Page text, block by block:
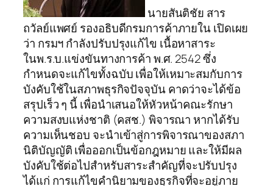
นายสันติชัย สาร
ถวัลย์แพศย์ รองอธิบดีกรมการค้าภายใน เปิดเผย
ว่า กรมฯ กำลังปรับปรุงแก้ไข เนื้อหาสาระ
ในพ.ร.บ.แข่งขันทางการค้า พ.ศ. 2542 ซึ่ง
กำหนดจะแก้ไขทั้งฉบับ เพื่อให้เหมาะสมกับการ
บังคับใช้ในสภาพธุรกิจปัจจุบัน คาดว่าจะได้ข้อ
สรุปเร็ว ๆ นี้ เพื่อนำเสนอให้หัวหน้าคณะรักษา
ความสงบแห่งชาติ (คสช.) พิจารณา หากได้รับ
ความเห็นชอบ จะนำเข้าสู่การพิจารณาของสภา
นิติบัญญัติ เพื่อออกเป็นข้อกฎหมาย และให้มีผล
บังคับใช้ต่อไปสำหรับสาระสำคัญที่จะปรับปรุง
ได้แก่ การแก้ไขคำนิยามของธุรกิจที่จะอยู่ภาย